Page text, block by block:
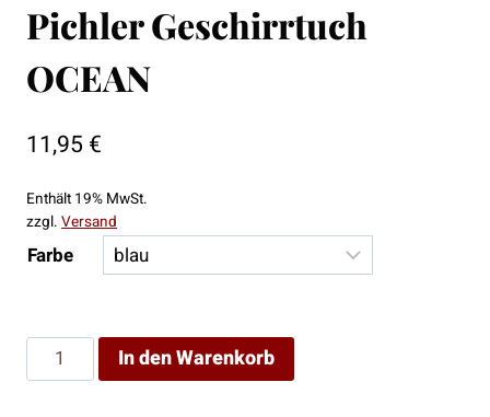
Pichler Geschirrtuch
OCEAN
11,95 €
Enthält 19% MwSt.
zzgl. Versand
Farbe
Pichler
Geschirrtuch
In den Warenkorb